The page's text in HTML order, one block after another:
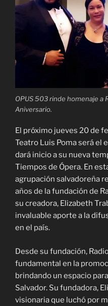
OPUS 503 rinde homenaje a
Aniversario.
El próximo jueves 20 de
Teatro Luis Poma será el
dará inicio a su nueva
Tiempos de Ópera. En
agrupación salvadoreña
años de la fundación de
su creadora, Elizabeth
invaluable aporte a la
en el país.
Desde su fundación,
fundamental en la
brindando un espacio
Salvador. Su fundadora,
visionaria que luchó por